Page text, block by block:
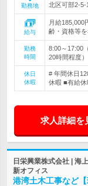
勤務地
北区可部
給与
月給185,000
齢・資格等
勤務
時間
8:00～17:00
20時間程度）
休日
休暇
# 年間休日
休暇 ■有給
求人詳細を
日栄興業株式会社 | 海
新オフィス
港湾土木工事など